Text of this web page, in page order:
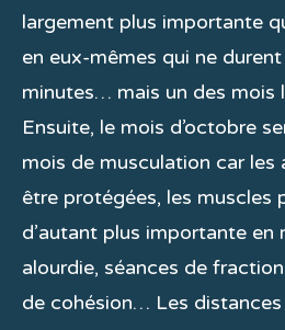
largement plus importante
en eux-mêmes qui ne
minutes… mais un des mois
Ensuite, le mois d’octobre
mois de musculation car
être protégées, les muscles
d’autant plus importante en
alourdie, séances de
de cohésion… Les